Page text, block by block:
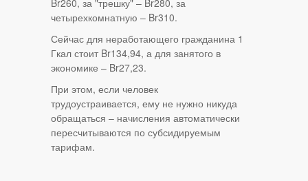
четырехкомнатную – Br310.
Сейчас для неработающего гражданина 1
Гкал стоит Br134,94, а для занятого в
экономике – Br27,23.
При этом, если человек
трудоустраивается, ему не нужно никуда
обращаться – начисления автоматически
пересчитываются по субсидируемым
тарифам.